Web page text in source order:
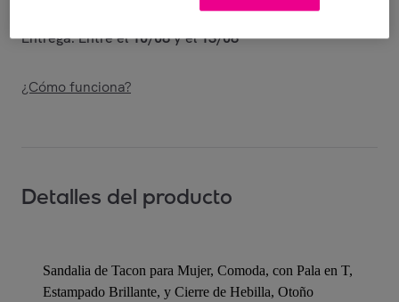
Entrega: Entre el10/08y el13/08
¿Cómo funciona?
Detalles del producto
Sandalia de Tacon para Mujer, Comoda, con Pala en T,
Estampado Brillante, y Cierre de Hebilla, Otoño